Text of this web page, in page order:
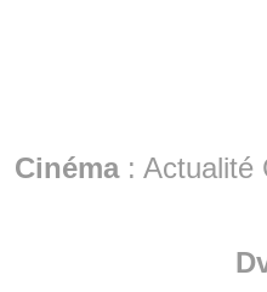
Cinéma: Actualité